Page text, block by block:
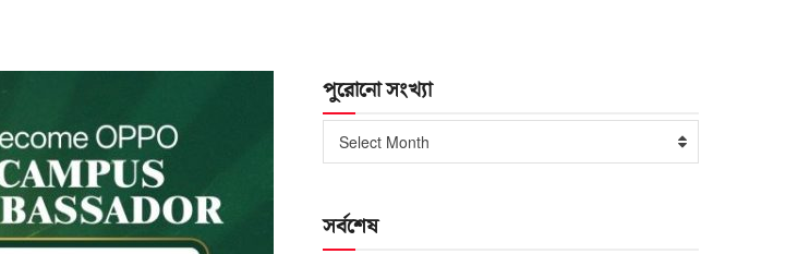
পুরোনো সংখ্যা
পুরোনো
সংখ্যা
Select Month
সর্বশেষ